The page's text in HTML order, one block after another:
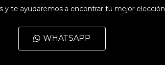
y te ayudaremos a encontrar tu mejor elección
WHATSAPP